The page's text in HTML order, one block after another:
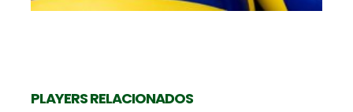
PLAYERS RELACIONADOS